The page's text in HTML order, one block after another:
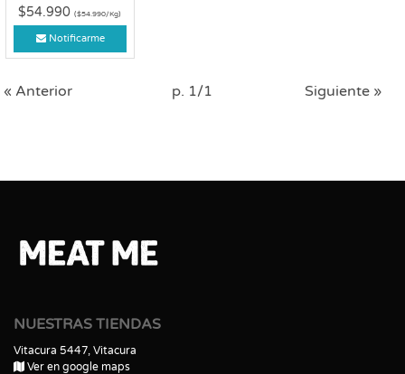
$54.990($54.990/Kg)
Notificarme
« Anterior p. 1/1 Siguiente »
NUESTRAS TIENDAS
Vitacura 5447, Vitacura
Ver en google maps